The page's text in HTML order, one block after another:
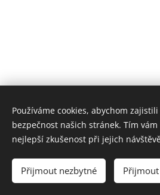
Zahradní železnice
info@zzmarianky.cz
Jazyky
Čeština
Používáme cookies, abychom
bezpečnost našich stránek. Tím
nejlepší zkušenost při jejich
Přijmout nezbytné